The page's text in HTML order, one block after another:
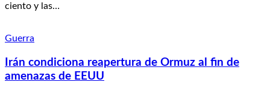
ciento y las…
Guerra
Irán condiciona reapertura de Ormuz al fin de
amenazas de EEUU